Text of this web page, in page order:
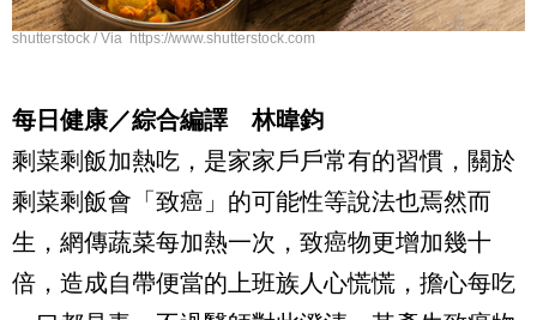
shutterstock / Via https://www.shutterstock.com
每日健康／綜合編譯 林暐鈞
剩菜剩飯加熱吃，是家家戶戶常有的習慣，關於
剩菜剩飯會「致癌」的可能性等說法也焉然而
生，網傳蔬菜每加熱一次，致癌物更增加幾十
倍，造成自帶便當的上班族人心慌慌，擔心每吃